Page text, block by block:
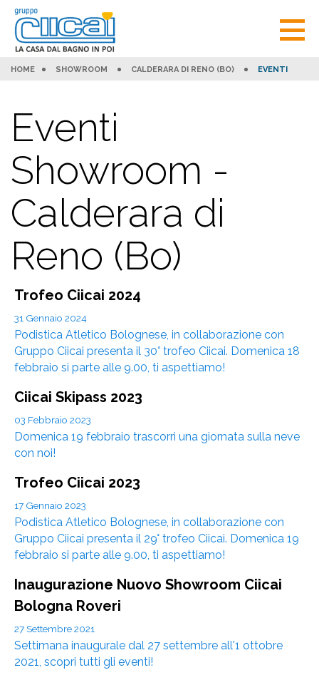
HOME SHOWROOM CALDERARA DI RENO (BO) EVENTI
Eventi
Showroom -
Calderara di
Reno (Bo)
Trofeo Ciicai 2024
31 Gennaio 2024
Podistica Atletico Bolognese, in collaborazione con
Gruppo Ciicai presenta il 30° trofeo Ciicai. Domenica 18
febbraio si parte alle 9.00, ti aspettiamo!
Ciicai Skipass 2023
03 Febbraio 2023
Domenica 19 febbraio trascorri una giornata sulla neve
con noi!
Trofeo Ciicai 2023
17 Gennaio 2023
Podistica Atletico Bolognese, in collaborazione con
Gruppo Ciicai presenta il 29° trofeo Ciicai. Domenica 19
febbraio si parte alle 9.00, ti aspettiamo!
Inaugurazione Nuovo Showroom Ciicai
Bologna Roveri
27 Settembre 2021
Settimana inaugurale dal 27 settembre all'1 ottobre
2021, scopri tutti gli eventi!